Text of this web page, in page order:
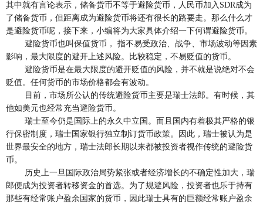
其中就有言论表示，储备货币不等于避险货币，人民币加入SDR成为
了储备货币，但距离成为避险货币将还有很长的路要走。那么什么才
是避险货币呢，接下来，小编将为大家具体介绍一下何谓避险货币。
避险货币也叫保值货币， 指不易受政治、战争、市场波动等因素
影响，最大限度的避开上述风险。比较稳定，不易贬值的货币。
避险货币是在最大限度的避开贬值的风险，并不就是说绝对不会
贬值。任何货币的市场价格都会有波动。
目前，市场所公认的传统避险货币主要是瑞士法郎。有时候，其
他如美元也经常充当避险货币。
瑞士至今仍是国际上的永久中立国。而且国内有着极其严格的银
行保密制度，瑞士国家银行独立制订货币政策。因此，瑞士被认为是
世界最安全的地方，瑞士法郎长期以来都被投资者视作传统的避险货
币。
历史上一旦国际政治局势紧张或者经济增长的不确定性加大，瑞
郎便成为投资者转移资金的首选。为了规避风险，投资者也乐于持有
那些有经常账户盈余国家的货币，因此瑞士具有的巨额经常账户盈余